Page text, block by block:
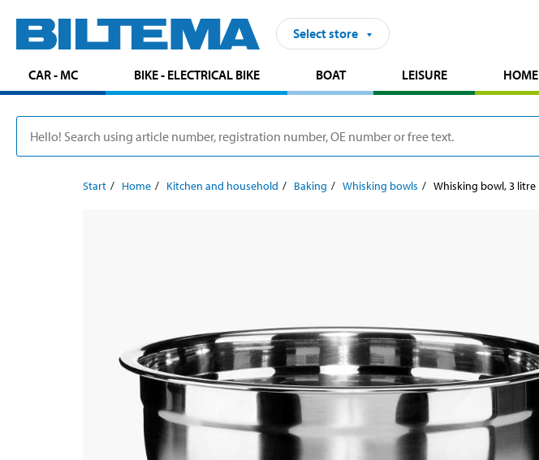
Select store
CAR - MC BIKE - ELECTRICAL BIKE BOAT LEISURE HOME
Start Home Kitchen and household Baking Whisking bowls Whisking bowl, 3 litre